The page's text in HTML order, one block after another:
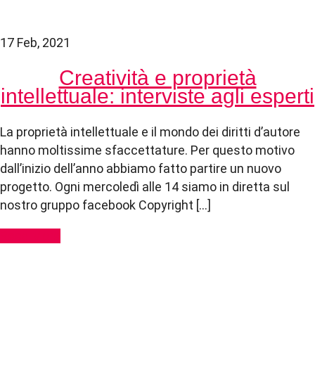
17 Feb, 2021
Creatività e proprietà
intellettuale: interviste agli esperti
La proprietà intellettuale e il mondo dei diritti d’autore
hanno moltissime sfaccettature. Per questo motivo
dall’inizio dell’anno abbiamo fatto partire un nuovo
progetto. Ogni mercoledì alle 14 siamo in diretta sul
nostro gruppo facebook Copyright […]